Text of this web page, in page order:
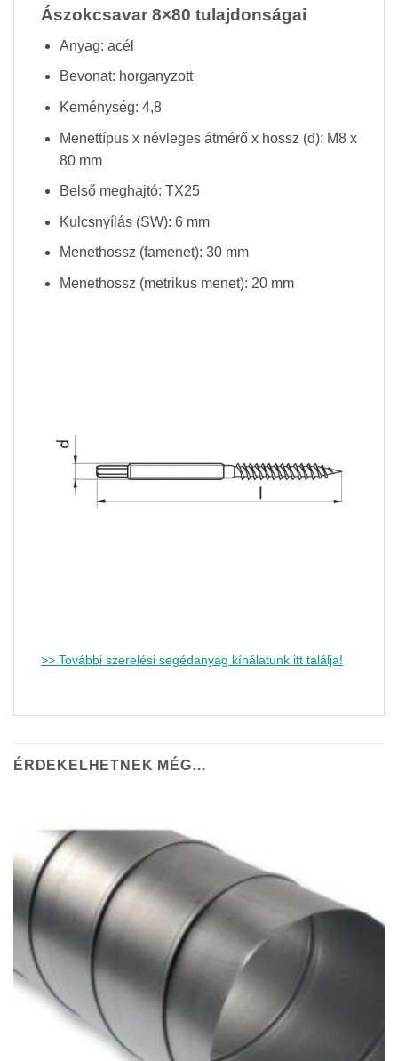
Ászokcsavar 8×80 tulajdonságai
Anyag: acél
Bevonat: horganyzott
Keménység: 4,8
Menettípus x névleges átmérő x hossz (d): M8 x
80 mm
Belső meghajtó: TX25
Kulcsnyílás (SW): 6 mm
Menethossz (famenet): 30 mm
Menethossz (metrikus menet): 20 mm
>> További szerelési segédanyag kínálatunk itt találja!
ÉRDEKELHETNEK MÉG…